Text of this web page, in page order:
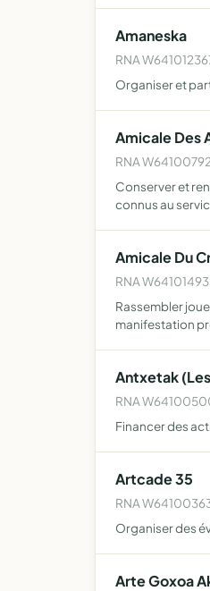
Amaneska
RNA
Organiser et
Amicale Des
RNA
Conserver et
connus au
Amicale Du
RNA
Rassembler
manifestation
Antxetak
RNA
Financer des
Artcade 35
RNA
Organiser des
Arte Goxoa